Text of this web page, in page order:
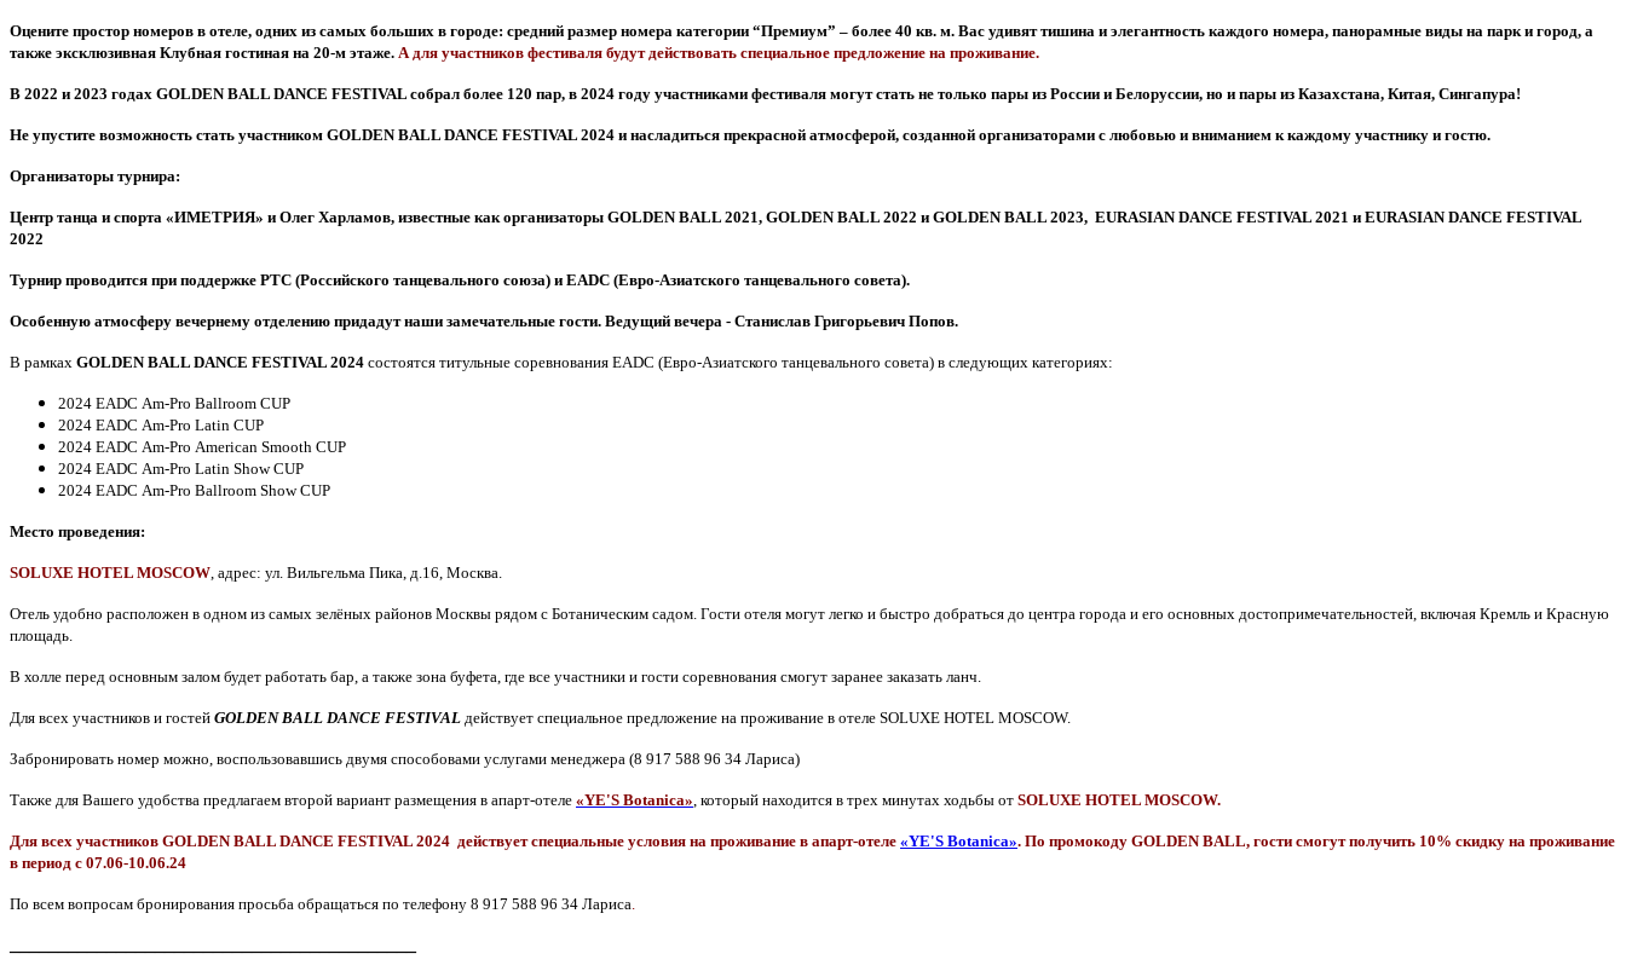
Оцените простор номеров в отеле, одних из самых больших в городе: средний размер номера категории “Премиум” – более 40 кв. м. Вас удивят тишина и элегантность каждого номера, панорамные виды на парк и город, а
также эксклюзивная Клубная гостиная на 20-м этаже. А для участников фестиваля будут действовать специальное предложение на проживание.
В 2022 и 2023 годах GOLDEN BALL DANCE FESTIVAL собрал более 120 пар, в 2024 году участниками фестиваля могут стать не только пары из России и Белоруссии, но и пары из Казахстана, Китая, Сингапура!
Не упустите возможность стать участником GOLDEN BALL DANCE FESTIVAL 2024 и насладиться прекрасной атмосферой, созданной организаторами с любовью и вниманием к каждому участнику и гостю.
Организаторы турнира:
Центр танца и спорта «ИМЕТРИЯ» и Олег Харламов, известные как организаторы GOLDEN BALL 2021, GOLDEN BALL 2022 и GOLDEN BALL 2023, EURASIAN DANCE FESTIVAL 2021 и EURASIAN DANCE FESTIVAL
2022
Турнир проводится при поддержке РТС (Российского танцевального союза) и EADC (Евро-Азиатского танцевального совета).
Особенную атмосферу вечернему отделению придадут наши замечательные гости. Ведущий вечера - Станислав Григорьевич Попов.
В рамках GOLDEN BALL DANCE FESTIVAL 2024 состоятся титульные соревнования EADC (Евро-Азиатского танцевального совета) в следующих категориях:
2024 EADC Am-Pro Ballroom CUP
2024 EADC Am-Pro Latin CUP
2024 EADC Am-Pro American Smooth CUP
2024 EADC Am-Pro Latin ShowCUP
2024 EADC Am-Pro Ballroom ShowCUP
Место проведения:
SOLUXE HOTEL MOSCOW адрес: ул. Вильгельма Пика, д.16, Москва.
Отель удобно расположен в одном из самых зелёных районов Москвы рядом с Ботаническим садом. Гости отеля могут легко и быстро добраться до центра города и его основных достопримечательностей, включая Кремль и Красную
площадь.
В холле перед основным залом будет работать бар, а также зона буфета, где все участники и гости соревнования смогут заранее заказать ланч.
Для всех участников и гостей GOLDEN BALL DANCE FESTIVAL действует специальное предложение на проживание в отеле SOLUXE HOTEL MOSCOW.
Забронировать номер можно, воспользовавшись двумя способовами услугами менеджера (8 917 588 96 34 Лариса)
Также для Вашего удобства предлагаем второй вариант размещения в апарт-отеле «YE'S Botanica» , который находится в трех минутах ходьбы от SOLUXE HOTEL MOSCOW.
Для всех участников GOLDEN BALL DANCE FESTIVAL 2024 действует специальные условия на проживание в апарт-отеле «YE'S Botanica». По промокоду GOLDEN BALL, гости смогут получить 10% скидку на проживание
в период с 07.06-10.06.24
По всем вопросам бронирования просьба обращаться по телефону 8 917 588 96 34 Лариса